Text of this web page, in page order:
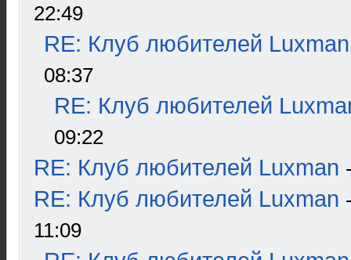
22:49
RE: Клуб любителей Luxman
08:37
RE: Клуб любителей
09:22
RE: Клуб любителей Luxman
RE: Клуб любителей Luxman
11:09